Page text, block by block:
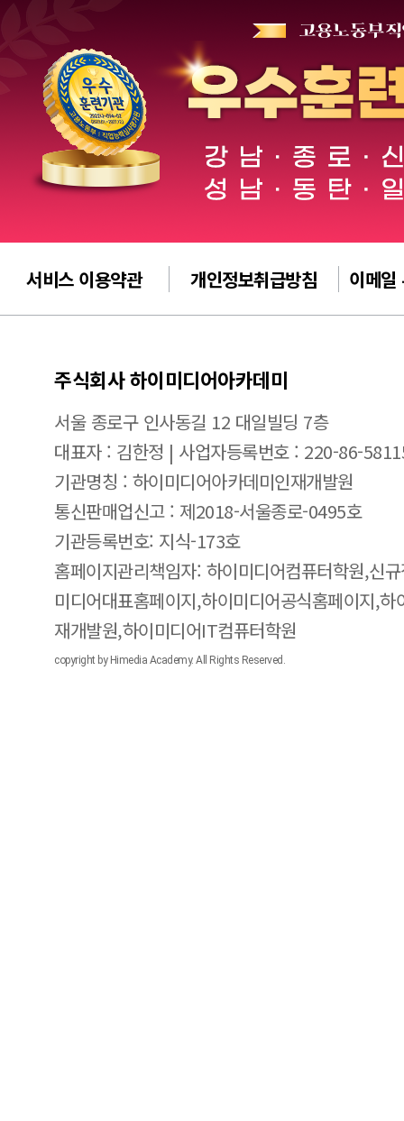
서비스 이용약관 개인정보취급방침 이메일
주식회사 하이미디어아카데미
서울 종로구 인사동길 12 대일빌딩 7층
대표자 : 김한정 | 사업자등록번호 : 220-86-
기관명칭 : 하이미디어아카데미인재개발원
통신판매업신고 : 제2018-서울종로-0495호
기관등록번호: 지식-173호
홈페이지관리책임자: 하이미디어컴퓨터학원,신
미디어대표홈페이지,하이미디어공식홈페이지,
재개발원,하이미디어IT컴퓨터학원
copyright by Himedia Academy. All Rights Reserved.